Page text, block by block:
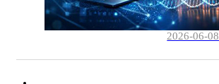
2026-06-08